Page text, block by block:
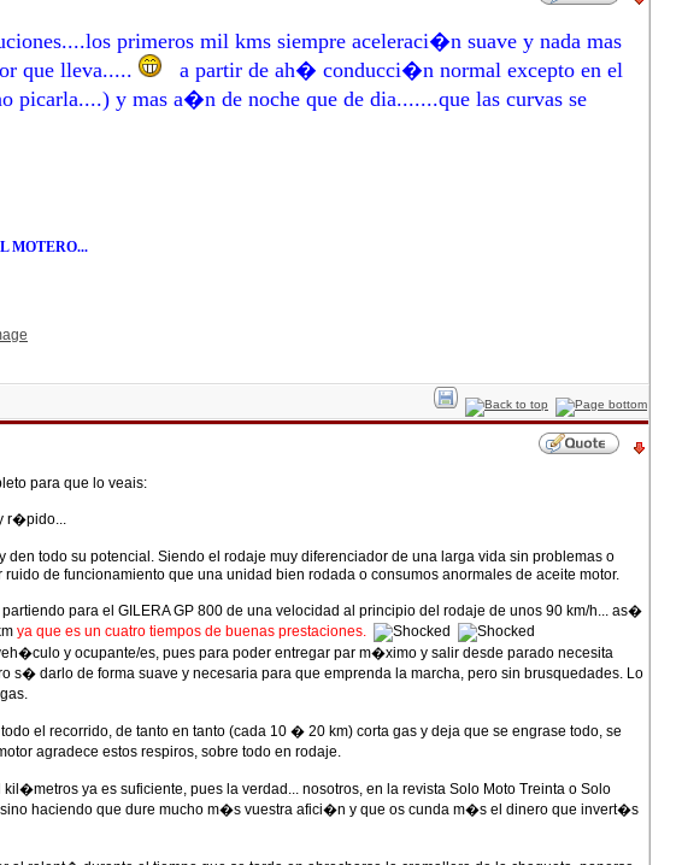
primeros mil kms siempre aceleraci�n suave y nada mas
que lleva.....
a partir de ah� conducci�n normal excepto en el
picarla....) y mas a�n de noche que de dia.......que las curvas se
MOTERO...
para que lo veais:
r�pido...
todo su potencial. Siendo el rodaje muy diferenciador de una larga vida sin problemas o
de funcionamiento que una unidad bien rodada o consumos anormales de aceite motor.
para el GILERA GP 800 de una velocidad al principio del rodaje de unos 90 km/h... as�
ya que es un cuatro tiempos de buenas prestaciones.
y ocupante/es, pues para poder entregar par m�ximo y salir desde parado necesita
darlo de forma suave y necesaria para que emprenda la marcha, pero sin brusquedades. Lo
el recorrido, de tanto en tanto (cada 10 � 20 km) corta gas y deja que se engrase todo, se
agradece estos respiros, sobre todo en rodaje.
ya es suficiente, pues la verdad... nosotros, en la revista Solo Moto Treinta o Solo
haciendo que dure mucho m�s vuestra afici�n y que os cunda m�s el dinero que invert�s